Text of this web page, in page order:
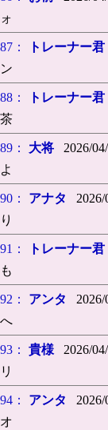
ォ
87： トレーナー君
ン
88： トレーナー君
茶
89： 大将 2026/
よ
90： アナタ 2026/
り
91： トレーナー君
も
92： アンタ 2026/
へ
93： 貴様 2026/
リ
94： アンタ 2026/
オ